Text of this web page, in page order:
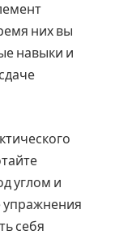
них вы
навыки и
углом и
упражнения
себя